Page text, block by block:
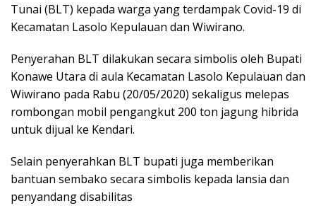
Tunai (BLT) kepada warga yang terdampak Covid-19 di
Kecamatan Lasolo Kepulauan dan Wiwirano.
Penyerahan BLT dilakukan secara simbolis oleh Bupati
Konawe Utara di aula Kecamatan Lasolo Kepulauan dan
Wiwirano pada Rabu (20/05/2020) sekaligus melepas
rombongan mobil pengangkut 200 ton jagung hibrida
untuk dijual ke Kendari.
Selain penyerahkan BLT bupati juga memberikan
bantuan sembako secara simbolis kepada lansia dan
penyandang disabilitas